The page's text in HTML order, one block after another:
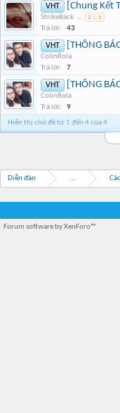
VHT [Chung Kết
StrikeBack ... 2 3
Trả lời: 43
VHT [THÔNG
ColinRola
Trả lời:
7
VHT [THÔNG
ColinRola
Trả lời:
9
Hiển thị chủ đề từ 1 đến 4 của 4
Diễn đàn ...
Forum software by XenForo™